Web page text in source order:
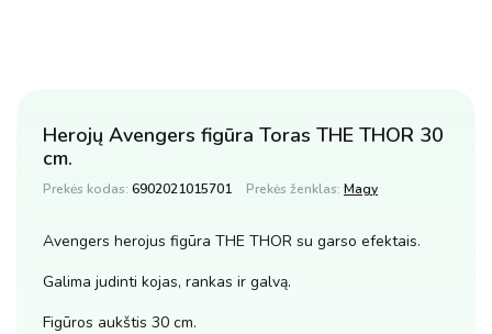
Herojų Avengers figūra Toras THE THOR 30
cm.
Prekės kodas: 6902021015701 Prekės ženklas: Magy
Avengers herojus figūra THE THOR su garso efektais.
Galima judinti kojas, rankas ir galvą.
Figūros aukštis 30 cm.